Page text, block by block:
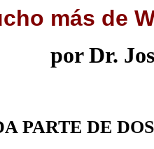
más de
por Dr.
PARTE DE